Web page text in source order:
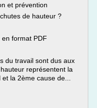
et prévention
de hauteur ?
format PDF
du travail sont dus aux
représentent la
la 2ème cause de...